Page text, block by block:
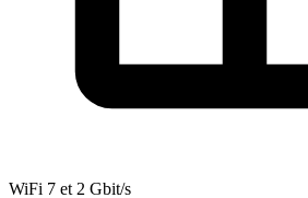
WiFi 7 et 2 Gbit/s